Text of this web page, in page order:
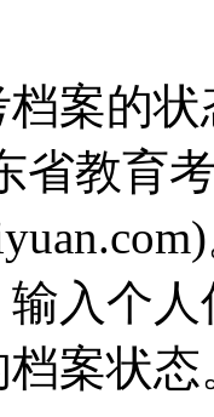
案的
省教育
入个
案状